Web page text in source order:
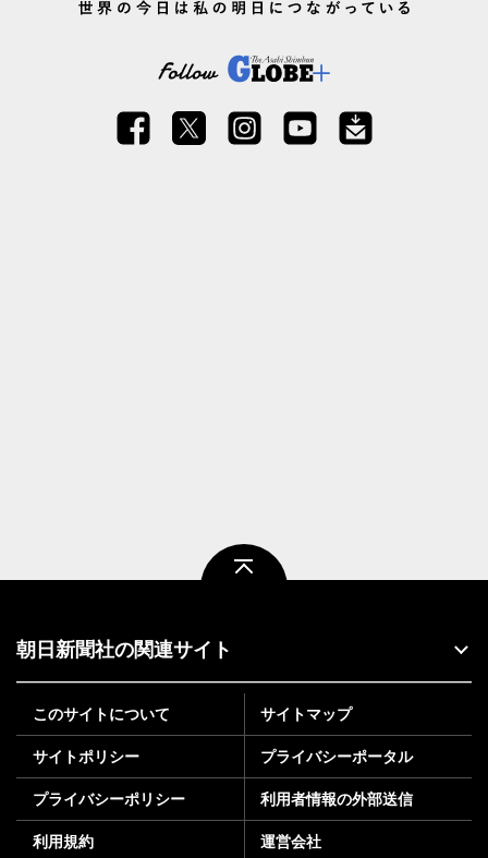
朝日新聞社の関連サイト
このサイトについて サイトマップ
サイトポリシー プライバシーポータル
プライバシーポリシー 利用者情報の外部送信
利用規約 運営会社